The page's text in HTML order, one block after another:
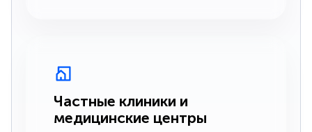
Частные клиники и
медицинские центры